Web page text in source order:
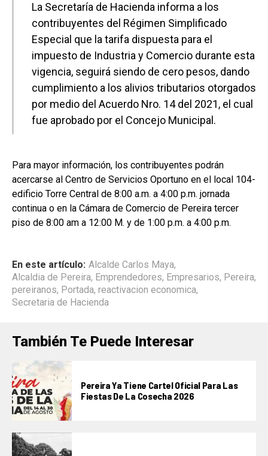
La Secretaría de Hacienda informa a los
contribuyentes del Régimen Simplificado
Especial que la tarifa dispuesta para el
impuesto de Industria y Comercio durante esta
vigencia, seguirá siendo de cero pesos, dando
cumplimiento a los alivios tributarios otorgados
por medio del Acuerdo Nro. 14 del 2021, el cual
fue aprobado por el Concejo Municipal.
Para mayor información, los contribuyentes podrán
acercarse al Centro de Servicios Oportuno en el local 104-
edificio Torre Central de 8:00 a.m. a 4:00 p.m. jornada
continua o en la Cámara de Comercio de Pereira tercer
piso de 8:00 am a 12:00 M. y de 1:00 p.m. a 4:00 p.m.
En este artículo: Alcalde Carlos Maya,
Alcaldia de Pereira, Emprendedores, Empresarios, Pereira,
pereiranos, Portada, reactivacion economica,
Secretaria de Hacienda
También Te Puede Interesar
Pereira Ya Tiene Cartel Oficial Para Las
Fiestas De La Cosecha 2026